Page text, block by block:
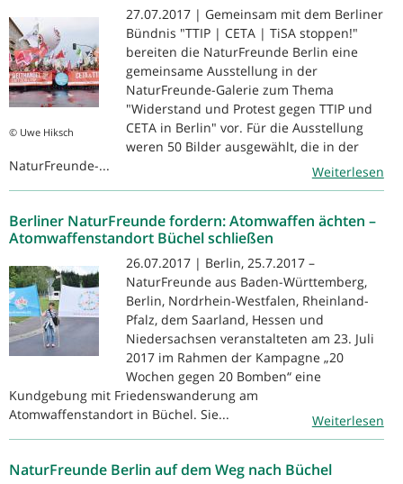
© Uwe Hiksch
27.07.2017 | Gemeinsam mit dem Berliner
Bündnis "TTIP | CETA | TiSA stoppen!"
bereiten die NaturFreunde Berlin eine
gemeinsame Ausstellung in der
NaturFreunde-Galerie zum Thema
"Widerstand und Protest gegen TTIP und
CETA in Berlin" vor. Für die Ausstellung
weren 50 Bilder ausgewählt, die in der
NaturFreunde-...
Weiterlesen
Berliner NaturFreunde fordern: Atomwaffen ächten –
Atomwaffenstandort Büchel schließen
26.07.2017 | Berlin, 25.7.2017 –
NaturFreunde aus Baden-Württemberg,
Berlin, Nordrhein-Westfalen, Rheinland-
Pfalz, dem Saarland, Hessen und
Niedersachsen veranstalteten am 23. Juli
2017 im Rahmen der Kampagne „20
Wochen gegen 20 Bomben“ eine
Kundgebung mit Friedenswanderung am
Atomwaffenstandort in Büchel. Sie...
Weiterlesen
NaturFreunde Berlin auf dem Weg nach Büchel